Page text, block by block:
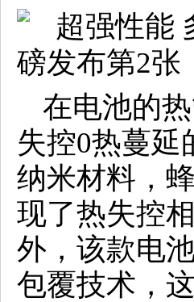
在电池的
失控0热蔓延
纳米材料，
现了热失控
外，该款电
包覆技术，